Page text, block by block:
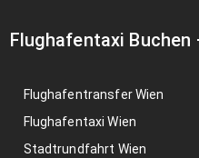
Flughafentaxi Buchen
Flughafentransfer Wien
Flughafentaxi Wien
Stadtrundfahrt Wien